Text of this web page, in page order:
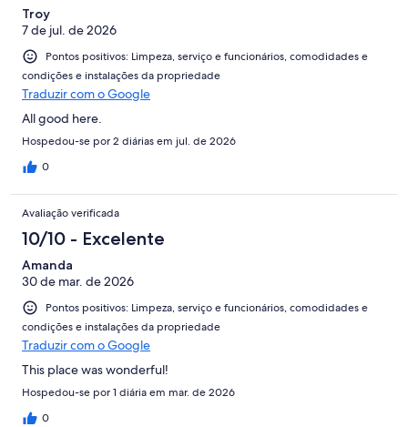
Troy
7 de jul. de 2026
Pontos positivos: Limpeza, serviço e funcionários, comodidades e
condições e instalações da propriedade
Traduzir com o Google
All good here.
Hospedou-se por 2 diárias em jul. de 2026
0
Avaliação verificada
10/10 - Excelente
Amanda
30 de mar. de 2026
Pontos positivos: Limpeza, serviço e funcionários, comodidades e
condições e instalações da propriedade
Traduzir com o Google
This place was wonderful!
Hospedou-se por 1 diária em mar. de 2026
0